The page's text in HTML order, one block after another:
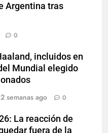
Argentina tras
0
incluidos en
Mundial elegido
2 semanas ago 0
La reacción de
fuera de la